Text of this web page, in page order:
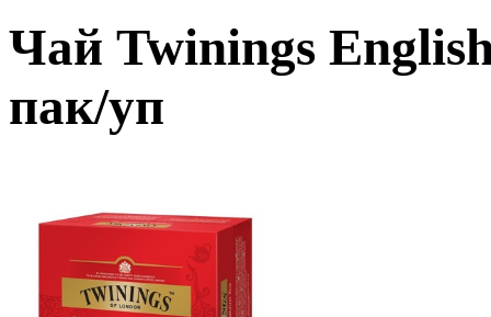
Чай Twinings
пак/уп